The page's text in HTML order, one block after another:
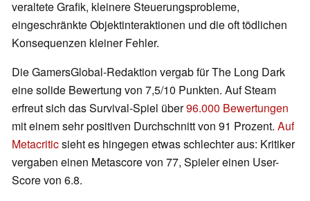
veraltete Grafik, kleinere Steuerungsprobleme,
eingeschränkte Objektinteraktionen und die oft tödlichen
Konsequenzen kleiner Fehler.
Die GamersGlobal-Redaktion vergab für The Long Dark
eine solide Bewertung von 7,5/10 Punkten. Auf Steam
erfreut sich das Survival-Spiel über96.000 Bewertungen
mit einem sehr positiven Durchschnitt von 91 Prozent. Auf
Metacriticsieht es hingegen etwas schlechter aus: Kritiker
vergaben einen Metascore von 77, Spieler einen User-
Score von 6.8.